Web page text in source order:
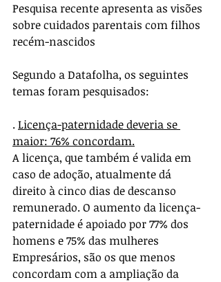
Pesquisa recente apresenta as visões
sobre cuidados parentais com filhos
recém-nascidos
Segundo a Datafolha, os seguintes
temas foram pesquisados:
. Licença-paternidade deveria se
maior: 76% concordam.
A licença, que também é valida em
caso de adoção, atualmente dá
direito à cinco dias de descanso
remunerado. O aumento da licença-
paternidade é apoiado por 77% dos
homens e 75% das mulheres
Empresários, são os que menos
concordam com a ampliação da